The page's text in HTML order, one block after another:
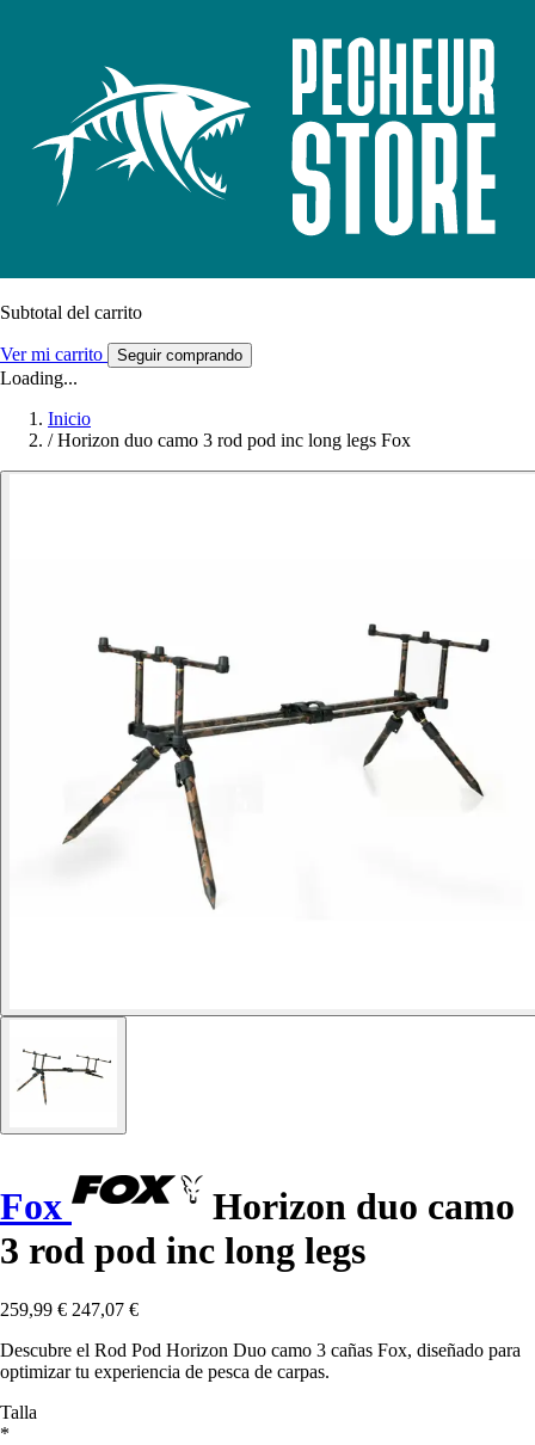
Subtotal del carrito
Ver mi carrito Seguir comprando
Loading...
Inicio
/ Horizon duo camo 3 rod pod inc long legs Fox
Fox
Horizon duo camo
3 rod pod inc long legs
259,99 € 247,07 €
Descubre el Rod Pod Horizon Duo camo 3 cañas Fox, diseñado para
optimizar tu experiencia de pesca de carpas.
Talla
*